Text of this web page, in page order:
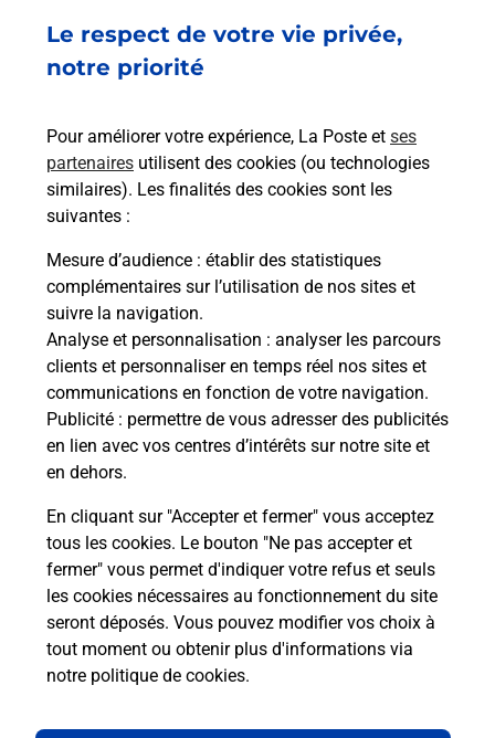
Le respect de votre vie privée,
notre priorité
Pour améliorer votre expérience, La Poste et ses
partenaires utilisent des cookies (ou technologies
similaires). Les finalités des cookies sont les
suivantes :
Mesure d’audience : établir des statistiques
complémentaires sur l’utilisation de nos sites et
suivre la navigation.
Analyse et personnalisation : analyser les parcours
clients et personnaliser en temps réel nos sites et
communications en fonction de votre navigation.
Publicité : permettre de vous adresser des publicités
en lien avec vos centres d’intérêts sur notre site et
en dehors.
En cliquant sur "Accepter et fermer" vous acceptez
tous les cookies. Le bouton "Ne pas accepter et
fermer" vous permet d'indiquer votre refus et seuls
les cookies nécessaires au fonctionnement du site
seront déposés. Vous pouvez modifier vos choix à
tout moment ou obtenir plus d'informations via
notre politique de cookies.
En savoir plus
Envoyer un colis
Vous souhaitez envoyer un colis depuis :
Découvrez toutes les solutions proposées par La
Poste.
En savoir plus